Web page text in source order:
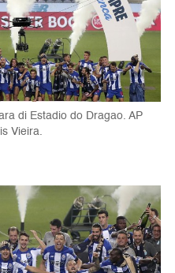
di Estadio do Dragao. AP
Vieira.